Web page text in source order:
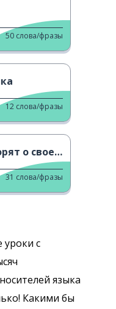
уроки с
языка
Какими бы
50 слова/фразы
12 слова/фразы
карьере
31 слова/фразы